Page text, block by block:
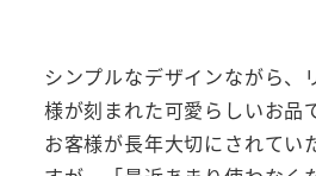
シンプルなデザインながら、
様が刻まれた可愛らしいお品
お客様が長年大切にされてい